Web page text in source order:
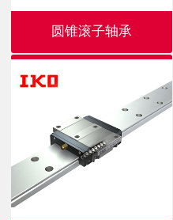
圆锥滚子轴承